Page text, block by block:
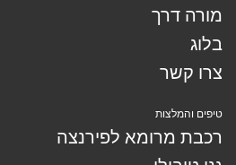
מורה דרך
בלוג
צרו קשר
טיפים והמלצות
רכבת מרומא לפירנצה